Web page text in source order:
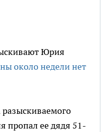
Юрия
около недели нет
пропал ее дядя 51-